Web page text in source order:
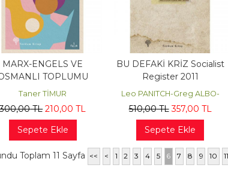
MARX-ENGELS VE
TOPLUMU
Taner TİMUR
300,00TL 210,00 TL
Sepete Ekle
BU DEFAKİ KRİZ Socialist
Register 2011
Leo PANITCH-Greg ALBO-
Vivek CHIBBER
510,00TL 357,00 TL
Sepete Ekle
Toplam 11 Sayfa << < 1 2 3 4 5 6 7 8 9 10